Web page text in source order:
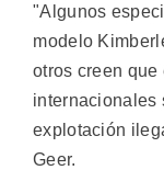
"Algunos
modelo
otros creen
internacionales
explotación
Geer.